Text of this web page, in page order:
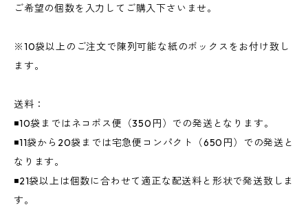
ご希望の個数を入力してご購入下さいませ。
※10袋以上のご注文で陳列可能な紙のボックスをお付け致し
ます。
送料：
◾️10袋まではネコポス便（350円）での発送となります。
◾️11袋から20袋までは宅急便コンパクト（650円）での発送と
なります。
◾️21袋以上は個数に合わせて適正な配送料と形状で発送致しま
す。